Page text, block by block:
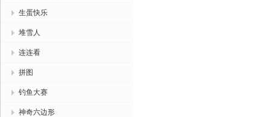
生蛋快乐
堆雪人
连连看
拼图
钓鱼大赛
神奇六边形